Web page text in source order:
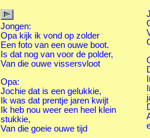
Jongen:
Opa kijk ik vond op zolder
Een foto van een ouwe boot.
Is dat nog van voor de polder,
Van die ouwe vissersvloot
Opa:
Jochie dat is een gelukkie,
Ik was dat prentje jaren kwijt
Ik heb nou weer een heel klein
stukkie,
Van die goeie ouwe tijd